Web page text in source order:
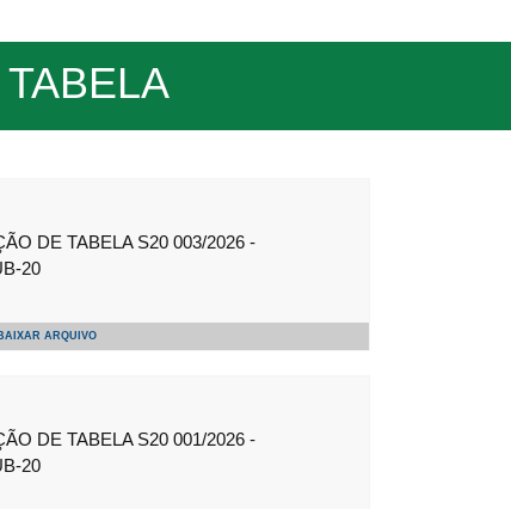
DE TABELA S20 003/2026 -
20
BAIXAR ARQUIVO
DE TABELA S20 001/2026 -
20